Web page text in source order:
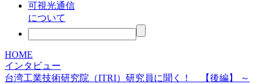
可視光通信
について
HOME
インタビュー
台湾工業技術研究院（ITRI）研究員に聞く！ 【後編】 ～